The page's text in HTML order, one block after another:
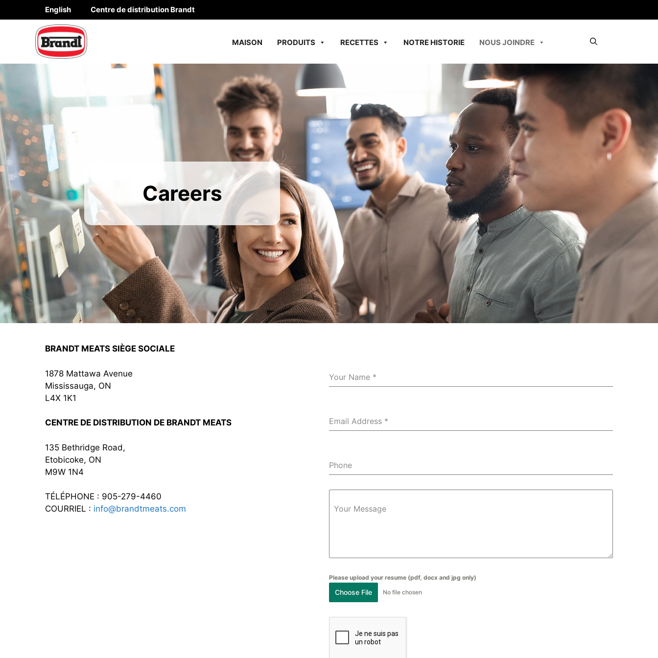
au
English Centre de distribution Brandt
MAISON PRODUITS RECETTES NOTRE HISTORIE NOUS JOINDRE
Careers
BRANDT MEATS SIÈGE SOCIALE
1878 Mattawa Avenue
Mississauga, ON
L4X 1K1
CENTRE DE DISTRIBUTION DE BRANDT MEATS
135 Bethridge Road,
Etobicoke, ON
M9W 1N4
TÉLÉPHONE : 905-279-4460
COURRIEL : info@brandtmeats.com
Your Name *
Email Address *
Phone
Your Message
Please upload your resume (pdf, docx and jpg only)
Choose File No file chosen